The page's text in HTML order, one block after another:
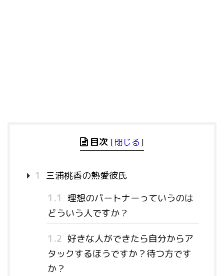
目次 [閉じる]
1
三浦桃香の熱愛彼氏
1.1 理想のパートナーっていうのは
どういう人ですか？
1.2 好きな人ができたら自分からア
タックするほうですか？待つ方です
か？